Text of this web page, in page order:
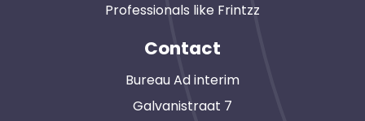
Professionals like Frintzz
Contact
Bureau Ad interim
Galvanistraat 7